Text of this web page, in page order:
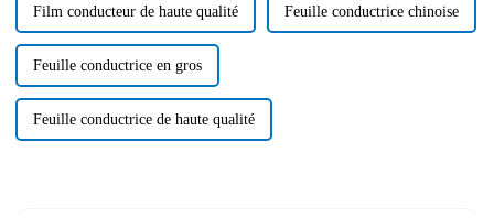
Film conducteur de haute qualité Feuille conductrice chinoise
Feuille conductrice en gros
Feuille conductrice de haute qualité